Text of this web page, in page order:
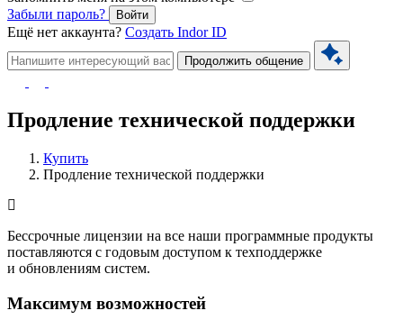
Забыли пароль?
Войти
Ещё нет аккаунта? Создать Indor ID
Продолжить общение
Продление технической поддержки
Купить
Продление технической поддержки
Бессрочные лицензии на все наши программные продукты
поставляются с годовым доступом к техподдержке
и обновлениям систем.
Максимум возможностей